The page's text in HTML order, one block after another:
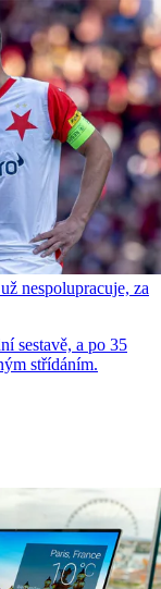
nespolupracuje, za
sestavě, a po 35
střídáním.